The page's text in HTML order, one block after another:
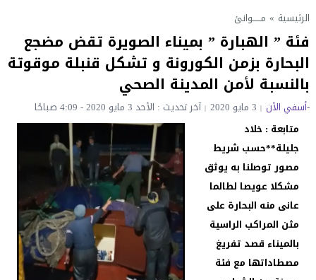
الرئيسية » مــــــوانئ
فئة ” الهبارة ” بميناء الصويرة تقض مضجع
البحارة بزمن الكورونة و تشكل قنبلة موقوتة
بالنسبة لأمن المدينة الصحي
-أسفي الأن 3 مايو 2020
آخر تحديث : الأحد 3 مايو 2020 - 4:09 صباحًا
متابعة : خلاد
جليلة**حسب شريط
مصور توصلنا به يوثق
مشكلا عويصا لطالما
عانى منه البحارة على
مثن المراكب الراسية
بالميناء قصد تفريغ
مصطاداتها مع فئة